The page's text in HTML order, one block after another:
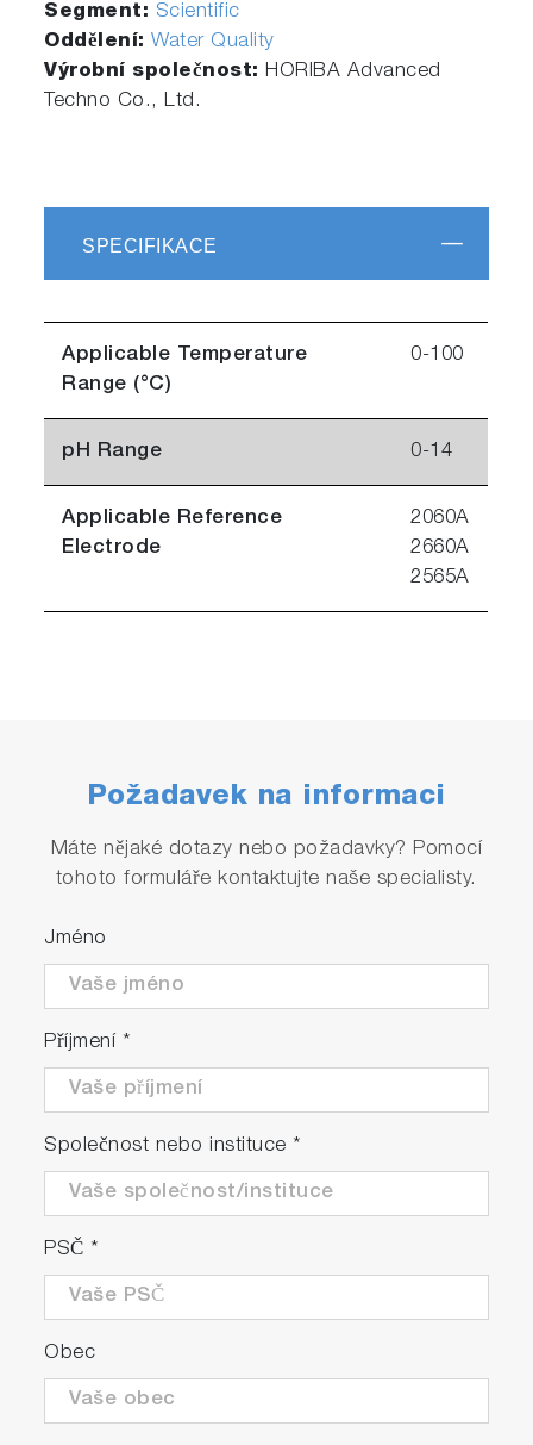
Segment: Scientific
Oddělení:Water Quality
Výrobní společnost:HORIBA Advanced
Techno Co., Ltd.
SPECIFIKACE
Applicable Temperature
Range (°C)
0-100
pH Range 0-14
Applicable Reference
Electrode
2060A
2660A
2565A
Požadavek na informaci
Máte nějaké dotazy nebo požadavky? Pomocí
tohoto formuláře kontaktujte naše specialisty.
Jméno
Příjmení *
Společnost nebo instituce *
PSČ *
Obec